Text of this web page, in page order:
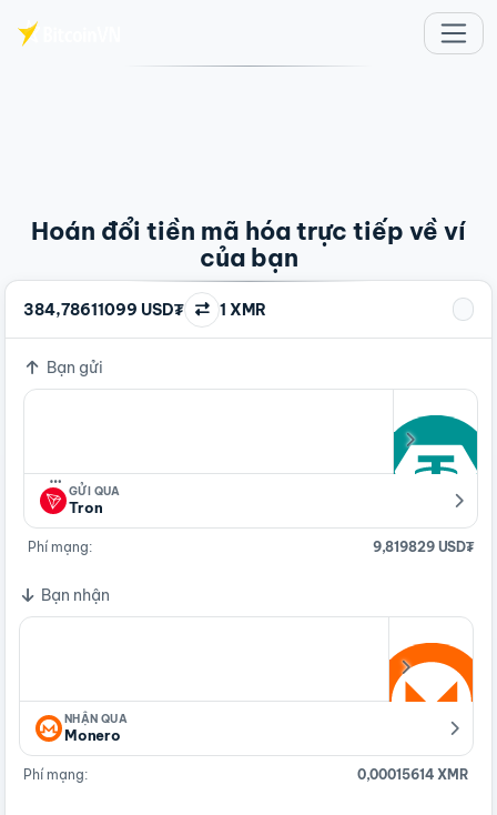
Hoán đổi tiền mã hóa trực tiếp về ví
của bạn
384,78611099 USD₮ 1 XMR
Bạn gửi
…
GỬI QUA
Tron
Phí mạng: 9,819829 USD₮
Bạn nhận
NHẬN QUA
Monero
Phí mạng: 0,00015614 XMR